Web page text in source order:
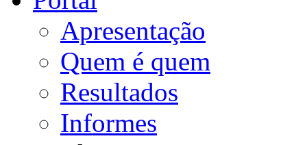
Apresentação
Quem é quem
Resultados
Informes